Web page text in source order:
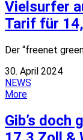
Vielsurfer
Tarif für
Der “freenet
30. April 2024
NEWS
More
Gib’s doch